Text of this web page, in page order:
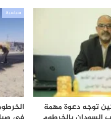
توجه دعوة مهمة
سياسية